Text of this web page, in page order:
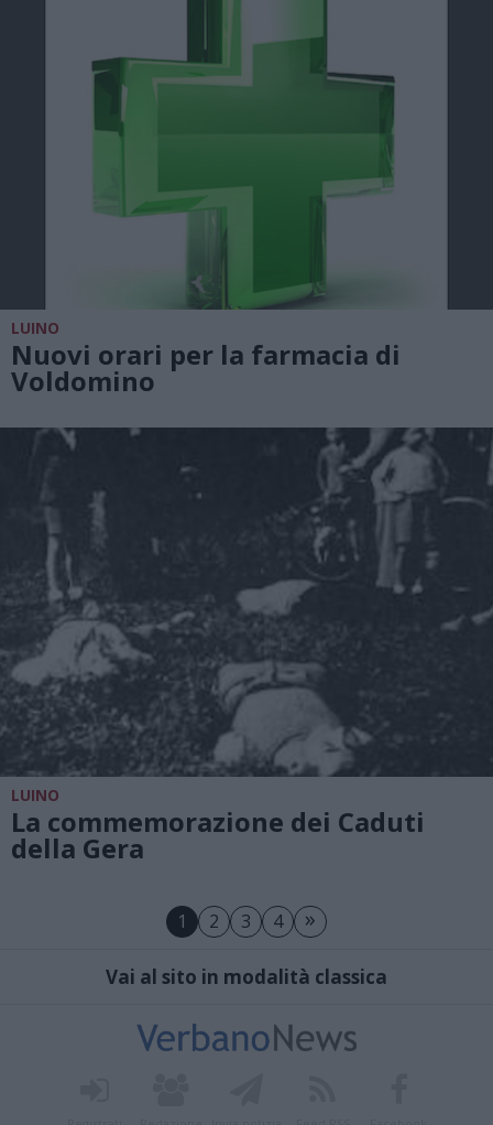
LUINO
Nuovi orari per la farmacia di
Voldomino
LUINO
La commemorazione dei Caduti
della Gera
1 2 3 4 »
Vai al sito in modalità classica